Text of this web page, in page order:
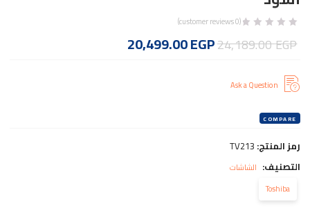
(
0
customer reviews)
24,189.00EGP
السعر20,499.00EGP
Ask a Question
COMPARE
رمز المنتج: TV213
التصنيف: الشاشات
Toshiba